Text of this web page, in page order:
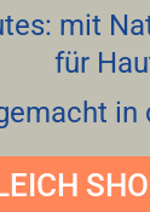
mit
für
in